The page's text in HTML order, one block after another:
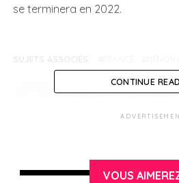
se terminera en 2022.
Français en Suisse
CONTINUE
VOUS